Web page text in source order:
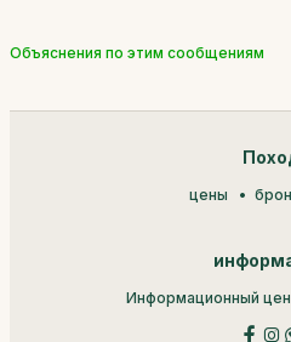
Объяснения по этим сообщениям
цены
Информационный